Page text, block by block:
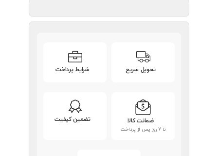
تحویل سریع شرایط پرداخت
ضمانت کالا
تا 7 روز پس از پرداخت
تضمین کیفیت